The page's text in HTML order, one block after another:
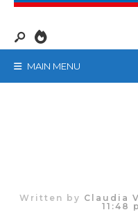
MAIN MENU
Written by Claudia
11:48